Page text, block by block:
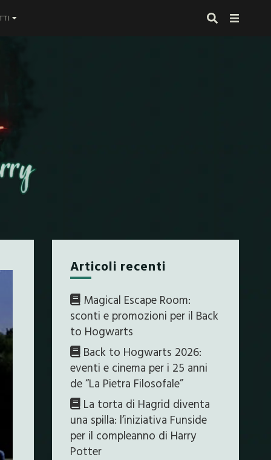
proprio alla fine
Articoli recenti
Magical Escape Room:
sconti e promozioni per il Back
to Hogwarts
Back to Hogwarts 2026:
eventi e cinema per i 25 anni
de “La Pietra Filosofale”
La torta di Hagrid diventa
una spilla: l’iniziativa Funside
per il compleanno di Harry
Potter